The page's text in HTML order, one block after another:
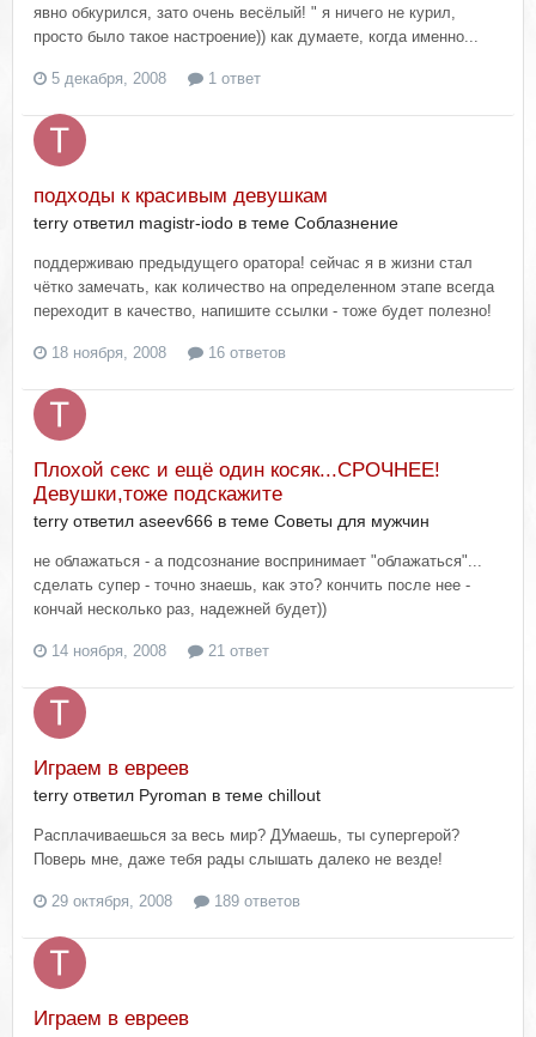
явно обкурился, зато очень весёлый! " я ничего не курил,
просто было такое настроение)) как думаете, когда именно...
5 декабря, 2008 1 ответ
подходы к красивым девушкам
terry ответил magistr-iodo в теме Соблазнение
поддерживаю предыдущего оратора! сейчас я в жизни стал
чётко замечать, как количество на определенном этапе всегда
переходит в качество, напишите ссылки - тоже будет полезно!
18 ноября, 2008 16 ответов
Плохой секс и ещё один косяк...СРОЧНЕЕ!
Девушки,тоже подскажите
terry ответил aseev666 в теме Советы для мужчин
не облажаться - а подсознание воспринимает "облажаться"...
сделать супер - точно знаешь, как это? кончить после нее -
кончай несколько раз, надежней будет))
14 ноября, 2008 21 ответ
Играем в евреев
terry ответил Pyroman в теме chillout
Расплачиваешься за весь мир? ДУмаешь, ты супергерой?
Поверь мне, даже тебя рады слышать далеко не везде!
29 октября, 2008 189 ответов
Играем в евреев